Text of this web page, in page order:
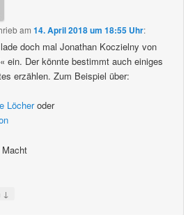
am14. April 2018 um 18:55 Uhr:
doch mal Jonathan Koczielny von
ein. Der könnte bestimmt auch einiges
erzählen. Zum Beispiel über:
Löcheroder
↓